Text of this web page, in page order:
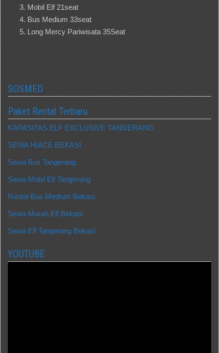
Mobil Elf 21seat
Bus Medium 33seat
Long Mercy Pariwisata 35Seat
SOSMED
Paket Rental Terbaru
KAPASITAS ELF EXCLUSIVE TANGERANG
SEWA HIACE BEKASI
Sewa Bus Tangerang
Sewa Mobil Elf Tangerang
Rental Bus Medium Bekasi
Sewa Murah Elf Bekasi
Sewa Elf Tangerang Bekasi
YOUTUBE